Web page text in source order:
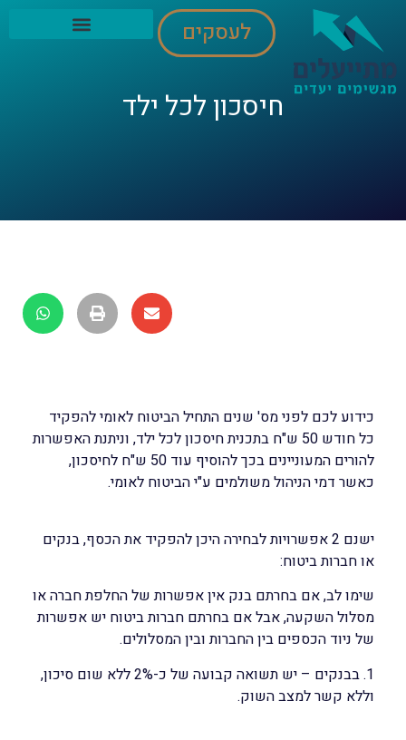
לעסקים
חיסכון לכל ילד
כידוע לכם לפני מס' שנים התחיל הביטוח לאומי להפקיד
כל חודש 50 ש"ח בתכנית חיסכון לכל ילד, וניתנת האפשרות
להורים המעוניינים בכך להוסיף עוד 50 ש"ח לחיסכון,
כאשר דמי הניהול משולמים ע"י הביטוח לאומי.
ישנם 2 אפשרויות לבחירה היכן להפקיד את הכסף, בנקים
או חברות ביטוח:
שימו לב, אם בחרתם בנק אין אפשרות של החלפת חברה או
מסלול השקעה, אבל אם בחרתם חברות ביטוח יש אפשרות
של ניוד הכספים בין החברות ובין המסלולים.
1. בבנקים – יש תשואה קבועה של כ-2% ללא שום סיכון,
וללא קשר למצב השוק.